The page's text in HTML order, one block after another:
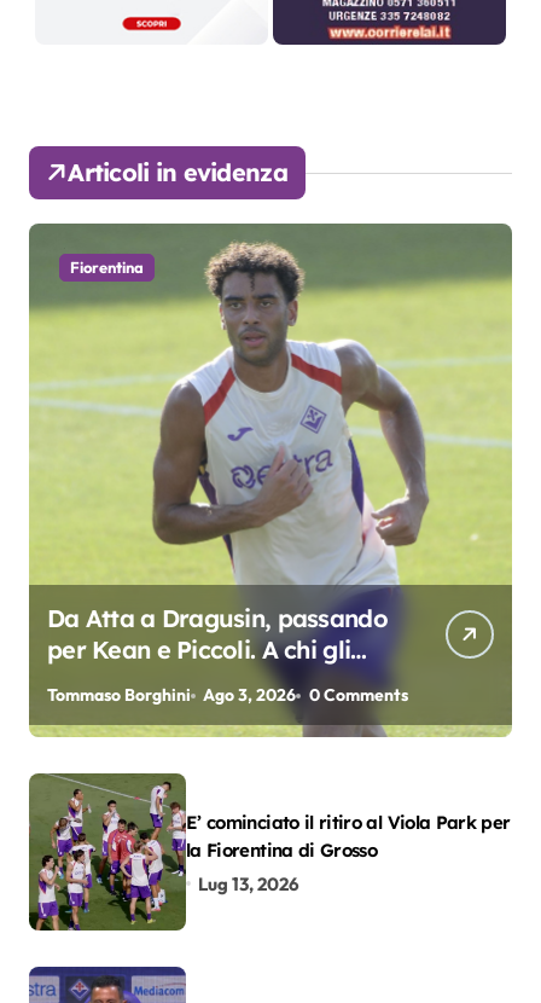
Articoli in evidenza
Fiorentina
Da Atta a Dragusin, passando
per Kean e Piccoli. A chi gli
oscar del precampionato?
Tommaso Borghini Ago 3, 2026 0 Comments
E’ cominciato il ritiro al Viola Park per
la Fiorentina di Grosso
Lug 13, 2026